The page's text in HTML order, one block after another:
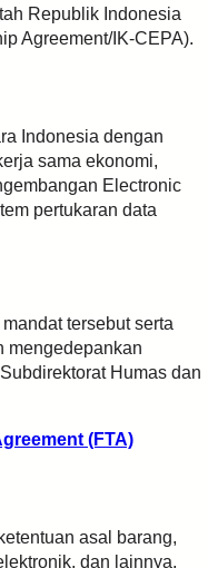
Republik Indonesia
Agreement/IK-CEPA).
Indonesia dengan
sama ekonomi,
Electronic
pertukaran data
tersebut serta
mengedepankan
Humas dan
(FTA)
asal barang,
dan lainnya.